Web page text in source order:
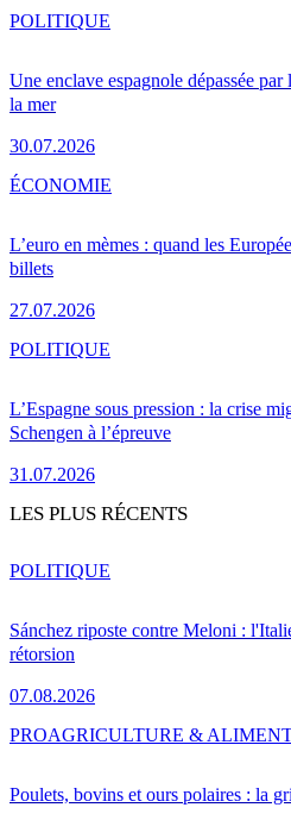
Une enclave espagnole dépassée
la mer
30.07.2026
POLITIQUE
L’euro en mèmes : quand les
billets
27.07.2026
ÉCONOMIE
L’Espagne sous pression : la crise
Schengen à l’épreuve
31.07.2026
POLITIQUE
LES PLUS RÉCENTS
Sánchez riposte contre Meloni :
rétorsion
07.08.2026
POLITIQUE
Poulets, bovins et ours polaires : la
PROAGRICULTURE &